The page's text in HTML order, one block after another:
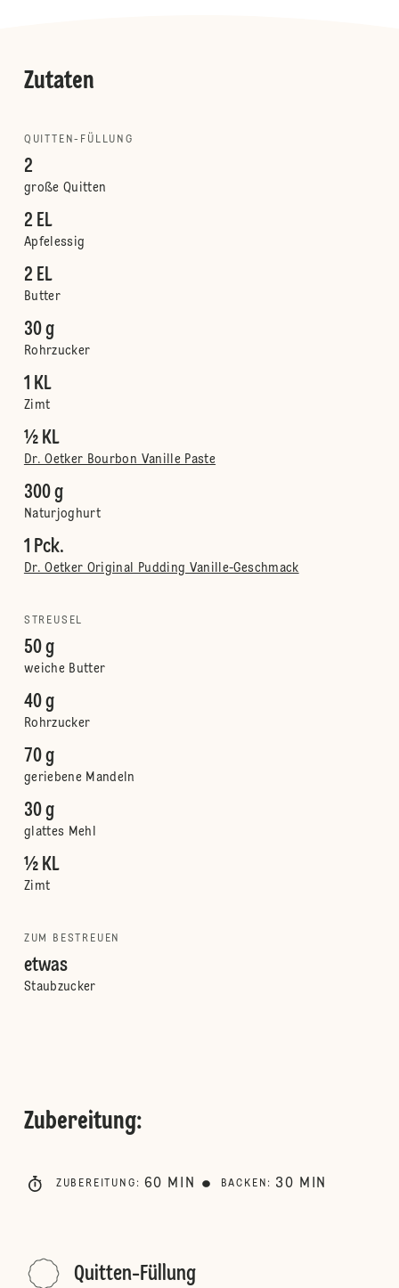
Zutaten
QUITTEN-FÜLLUNG
2
große Quitten
2 EL
Apfelessig
2 EL
Butter
30 g
Rohrzucker
1 KL
Zimt
½ KL
Dr. Oetker Bourbon Vanille Paste
300 g
Naturjoghurt
1 Pck.
Dr. Oetker Original Pudding Vanille-Geschmack
STREUSEL
50 g
weiche Butter
40 g
Rohrzucker
70 g
geriebene Mandeln
30 g
glattes Mehl
½ KL
Zimt
ZUM BESTREUEN
etwas
Staubzucker
Zubereitung:
ZUBEREITUNG : 60 MIN BACKEN : 30 MIN
Quitten-Füllung